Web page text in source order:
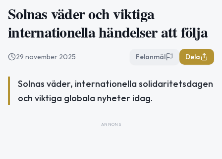
Solnas väder och viktiga
internationella händelser att följa
29 november 2025 Felanmäl Dela
Solnas väder, internationella solidaritetsdagen
och viktiga globala nyheter idag.
ANNONS